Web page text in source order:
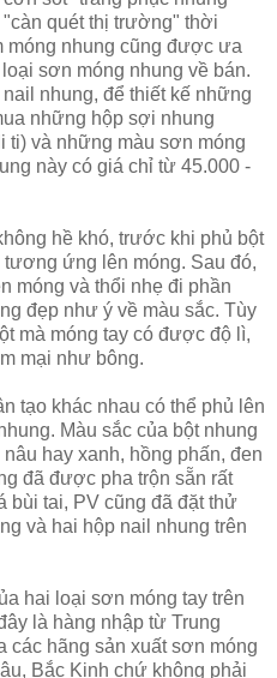
quét thị trường" thời
móng nhung cũng được ưa
sơn móng nhung về bán.
nhung, để thiết kế những
những hộp sợi nhung
ti) và những màu sơn móng
này có giá chỉ từ 45.000 -
hề khó, trước khi phủ bột
ứng lên móng. Sau đó,
móng và thổi nhẹ đi phần
đẹp như ý về màu sắc. Tùy
mà móng tay có được độ lì,
mại như bông.
tạo khác nhau có thể phủ lên
Màu sắc của bột nhung
hay xanh, hồng phấn, đen
đã được pha trộn sẵn rất
bùi tai, PV cũng đã đặt thử
và hai hộp nail nhung trên
hai loại sơn móng tay trên
là hàng nhập từ Trung
các hãng sản xuất sơn móng
Bắc Kinh chứ không phải